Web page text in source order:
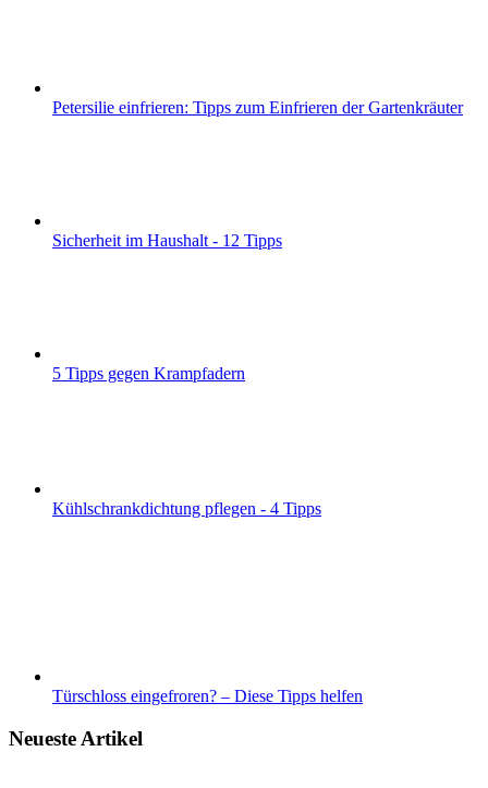
Petersilie einfrieren: Tipps zum Einfrieren der Gartenkräuter
Sicherheit im Haushalt - 12 Tipps
5 Tipps gegen Krampfadern
Kühlschrankdichtung pflegen - 4 Tipps
Türschloss eingefroren? – Diese Tipps helfen
Neueste Artikel